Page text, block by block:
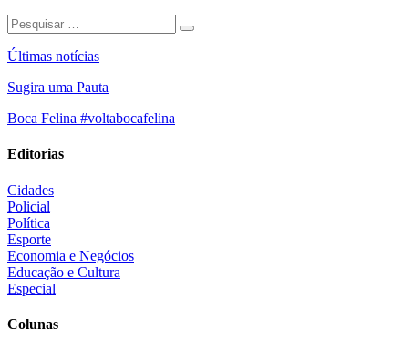
Últimas notícias
Sugira uma Pauta
Boca Felina #voltabocafelina
Editorias
Cidades
Policial
Política
Esporte
Economia e Negócios
Educação e Cultura
Especial
Colunas